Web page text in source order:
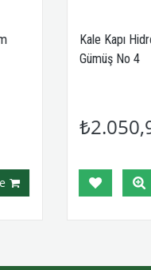
Kale Kapı
Gümüş No 4